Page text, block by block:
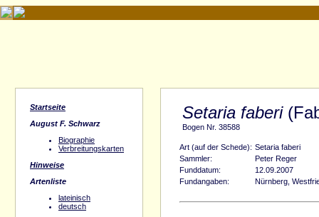
Startseite
August F. Schwarz
Biographie
Verbreitungskarten
Hinweise
Artenliste
lateinisch
deutsch
Setaria faberi
Bogen Nr. 38588
Art (auf der Schede): Setaria faberi
Sammler:
Peter Reger
Funddatum:
12.09.2007
Fundangaben:
Nürnberg,